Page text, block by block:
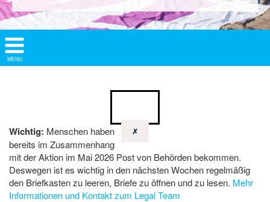
Show/
Hide
MENU
✗
Wichtig: Menschen haben
bereits im Zusammenhang
mit der Aktion im Mai 2026 Post von Behörden bekommen.
Deswegen ist es wichtig in den nächsten Wochen regelmäßig
den Briefkasten zu leeren, Briefe zu öffnen und zu lesen. Mehr
Informationen und Kontakt zum Legal Team